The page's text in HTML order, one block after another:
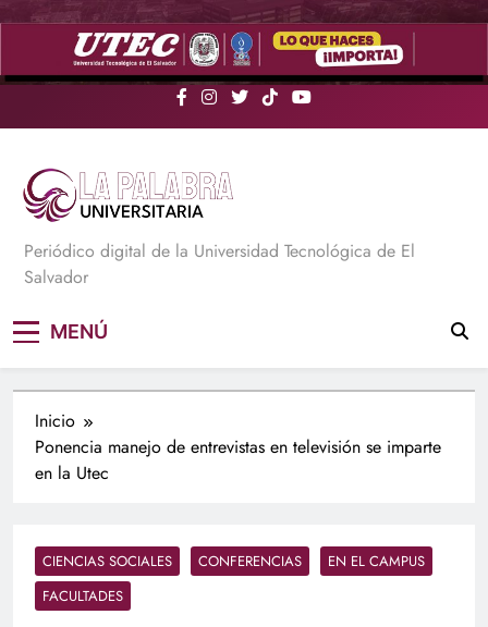
Saltar
La Palabra Universitaria
Periódico digital de la Universidad Tecnológica de El
Salvador
MENÚ
Inicio
Ponencia manejo de entrevistas en televisión se imparte
en la Utec
CIENCIAS SOCIALES CONFERENCIAS
EN EL CAMPUS
FACULTADES